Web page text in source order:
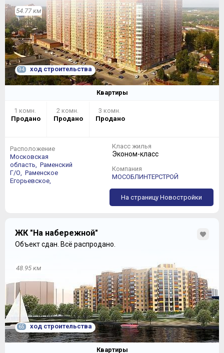
Выбирать двухкомнатную квартиру куда интереснее,
разнообразия тут хватает. Самые простые
двухкомнатные "линейки" имеют площадь в районе 55
кв. м,
санузел,
54.77 км
94 ход строительства
Квартиры
1 комн.
Продано
2 комн.
Продано
3 комн.
Продано
Расположение
Московская
область,
Раменский
Г/О,
Раменское
Егорьевское,
Класс жилья
Эконом-класс
Компания
МОСОБЛИНТЕРСТРОЙ
На страницу Новостройки
ЖК "На набережной"
Объект сдан. Всё распродано.
48.95 км
65 ход строительства
Квартиры